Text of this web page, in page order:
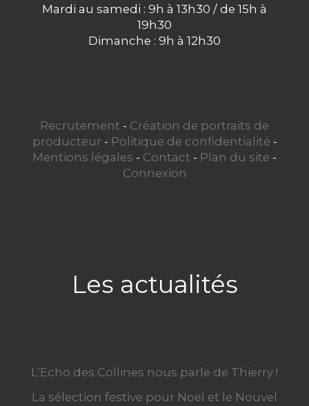
Mardi au samedi : 9h à 13h30 / de 15h à
19h30
Dimanche : 9h à 12h30
Recrutement - Création de portraits de
producteur - Politique de confidentialité -
Mentions légales - Contact - Plan du site -
Connexion
Les actualités
L’Echo des Collines nous parle de Thierry !
La sélection festive pour Noël et le Nouvel